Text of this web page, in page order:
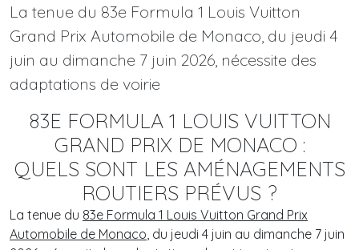
La tenue du 83e Formula 1 Louis Vuitton
Grand Prix Automobile de Monaco, du jeudi 4
juin au dimanche 7 juin 2026, nécessite des
adaptations de voirie
83E FORMULA 1 LOUIS VUITTON
GRAND PRIX DE MONACO :
QUELS SONT LES AMÉNAGEMENTS
ROUTIERS PRÉVUS ?
La tenue du 83e Formula 1 Louis Vuitton Grand Prix
Automobile de Monaco, du jeudi 4 juin au dimanche 7 juin